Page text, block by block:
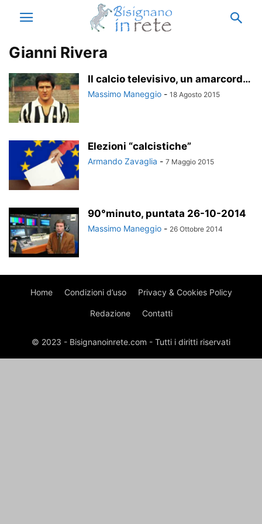
Gianni Rivera
Il calcio televisivo, un amarcord…
Massimo Maneggio - 18 Agosto 2015
Elezioni “calcistiche”
Armando Zavaglia - 7 Maggio 2015
90°minuto, puntata 26-10-2014
Massimo Maneggio - 26 Ottobre 2014
Home Condizioni d’uso Privacy & Cookies Policy
Redazione Contatti
© 2023 - Bisignanoinrete.com - Tutti i diritti riservati